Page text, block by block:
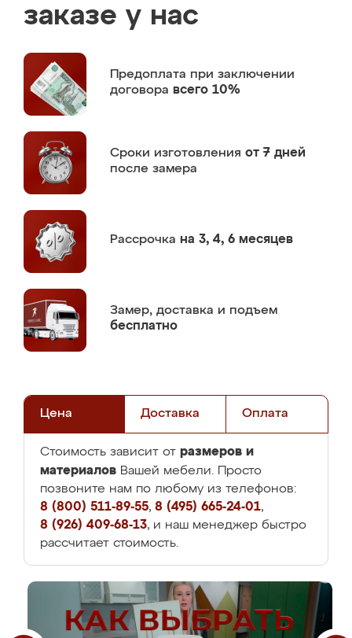
заказе у нас
Предоплата при заключении
договора всего 10%
Сроки изготовления от 7 дней
после замера
Рассрочка на 3, 4, 6 месяцев
Замер, доставка и подъем
бесплатно
Цена Доставка Оплата
Стоимость зависит от размеров и
материалов Вашей мебели. Просто
позвоните нам по любому из телефонов:
8 (800) 511-89-55, 8 (495) 665-24-01,
8 (926) 409-68-13, и наш менеджер быстро
рассчитает стоимость.